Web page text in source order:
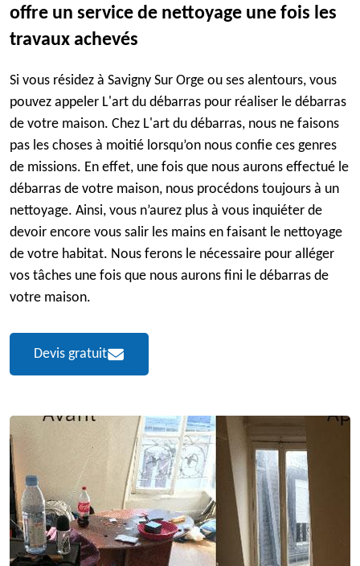
offre un service de nettoyage une fois les
travaux achevés
Si vous résidez à Savigny Sur Orge ou ses alentours, vous
pouvez appeler L'art du débarras pour réaliser le débarras
de votre maison. Chez L'art du débarras, nous ne faisons
pas les choses à moitié lorsqu’on nous confie ces genres
de missions. En effet, une fois que nous aurons effectué le
débarras de votre maison, nous procédons toujours à un
nettoyage. Ainsi, vous n’aurez plus à vous inquiéter de
devoir encore vous salir les mains en faisant le nettoyage
de votre habitat. Nous ferons le nécessaire pour alléger
vos tâches une fois que nous aurons fini le débarras de
votre maison.
Devis gratuit